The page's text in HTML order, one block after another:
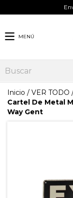
MENÚ
Inicio / VER TODO
Cartel De Metal
Way Gent